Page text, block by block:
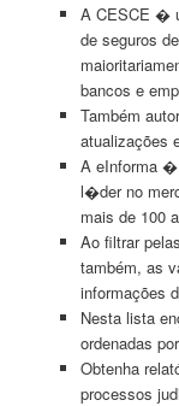
A CESCE �
de seguros
bancos e
Também
atualizações
A eInforma �
l�der no
mais de 100
Ao filtrar
também, as
informações
Nesta lista
ordenadas
Obtenha
processos